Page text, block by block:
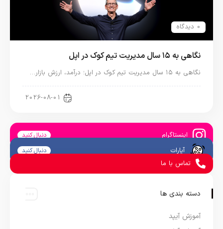
0 دیدگاه
نگاهی به ۱۵ سال مدیریت تیم کوک در اپل
نگاهی به ۱۵ سال مدیریت تیم کوک در اپل؛ درآمد، ارزش بازار…
2026-08-01
اینستاگرام دنبال کنید
آپارات دنبال کنید
تماس با ما
دسته بندی ها
آموزش آیپد